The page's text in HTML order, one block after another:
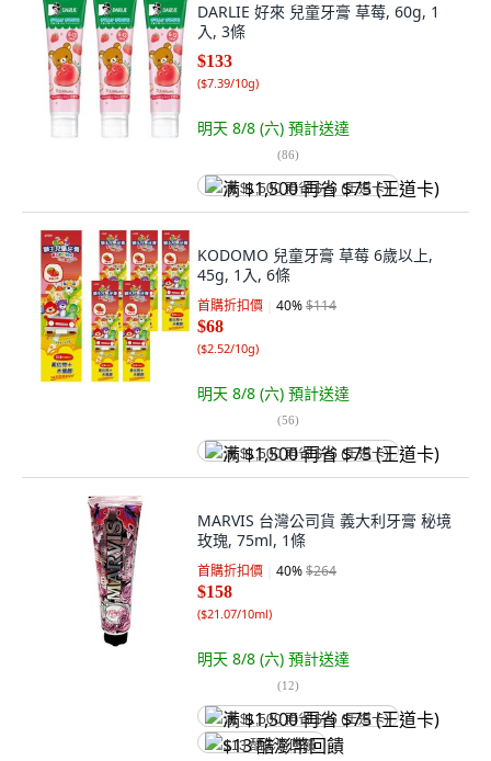
DARLIE 好來 兒童牙膏 草莓, 60g, 1
入, 3條
$133
($7.39/10g)
明天 8/8 (六) 預計送達
(86)
满 $1,500 再省 $75 (王道卡)
KODOMO 兒童牙膏 草莓 6歲以上,
45g, 1入, 6條
首購折扣價 40%$114
$68
($2.52/10g)
明天 8/8 (六) 預計送達
(56)
满 $1,500 再省 $75 (王道卡)
MARVIS 台灣公司貨 義大利牙膏 秘境
玫瑰, 75ml, 1條
首購折扣價 40%$264
$158
($21.07/10ml)
明天 8/8 (六) 預計送達
(12)
满 $1,500 再省 $75 (王道卡)
$13 酷澎幣回饋